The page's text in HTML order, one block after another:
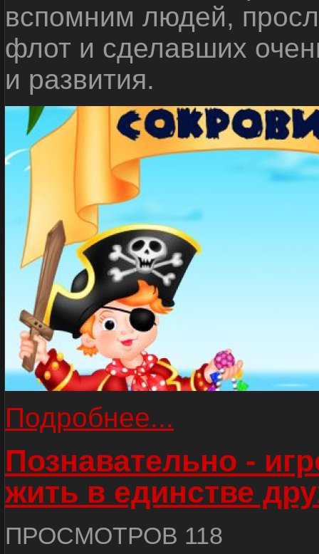
вспомним людей,
флот и сделавших
и развития.
Подробнее...
Познавательно -
жить в единстве
ПРОСМОТРОВ 118